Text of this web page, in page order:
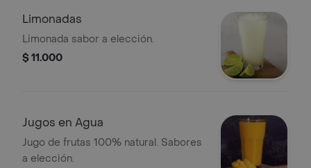
Limonadas
Limonada sabor a elección.
$ 11.000
Jugos en Agua
Jugo de frutas 100% natural. Sabores
a elección.